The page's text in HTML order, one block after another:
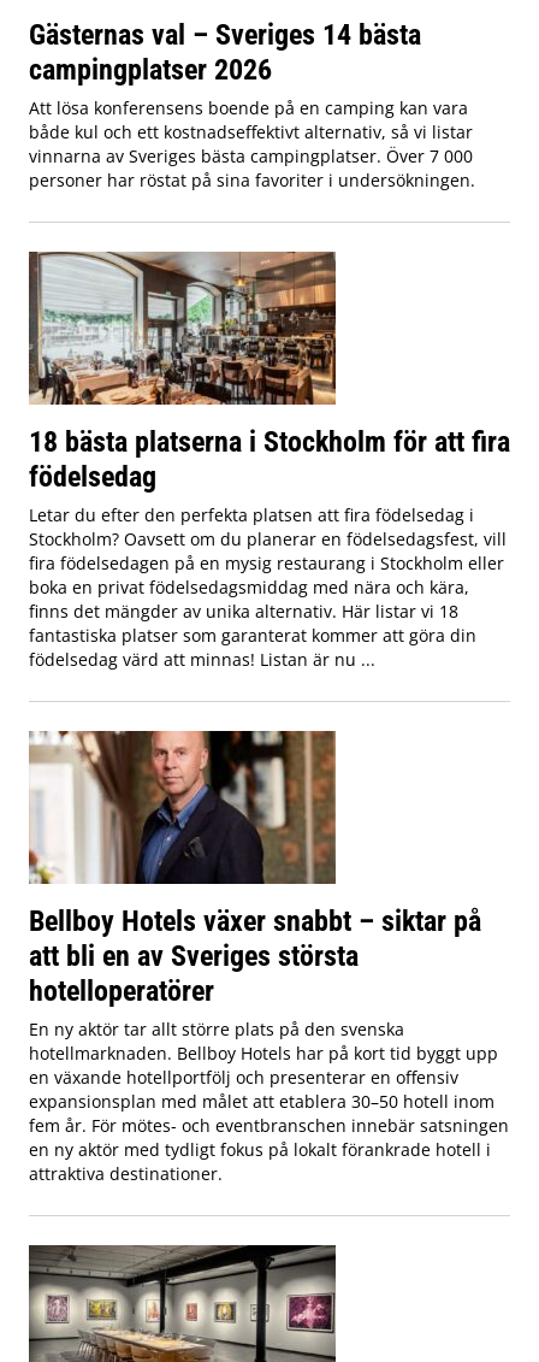
Gästernas val – Sveriges 14 bästa
campingplatser 2026
Att lösa konferensens boende på en camping kan vara
både kul och ett kostnadseffektivt alternativ, så vi listar
vinnarna av Sveriges bästa campingplatser. Över 7 000
personer har röstat på sina favoriter i undersökningen.
18 bästa platserna i Stockholm för att fira
födelsedag
Letar du efter den perfekta platsen att fira födelsedag i
Stockholm? Oavsett om du planerar en födelsedagsfest, vill
fira födelsedagen på en mysig restaurang i Stockholm eller
boka en privat födelsedagsmiddag med nära och kära,
finns det mängder av unika alternativ. Här listar vi 18
fantastiska platser som garanterat kommer att göra din
födelsedag värd att minnas! Listan är nu ...
Bellboy Hotels växer snabbt – siktar på
att bli en av Sveriges största
hotelloperatörer
En ny aktör tar allt större plats på den svenska
hotellmarknaden. Bellboy Hotels har på kort tid byggt upp
en växande hotellportfölj och presenterar en offensiv
expansionsplan med målet att etablera 30–50 hotell inom
fem år. För mötes- och eventbranschen innebär satsningen
en ny aktör med tydligt fokus på lokalt förankrade hotell i
attraktiva destinationer.